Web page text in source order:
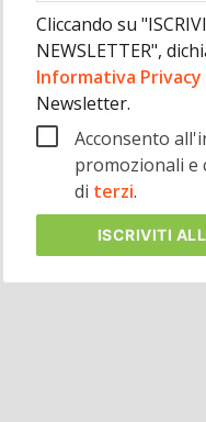
Cliccando su
NEWSLETTER",
Informativa Privacy
Newsletter.
Acconsento
promozionali e
di terzi.
ISCRIVITI